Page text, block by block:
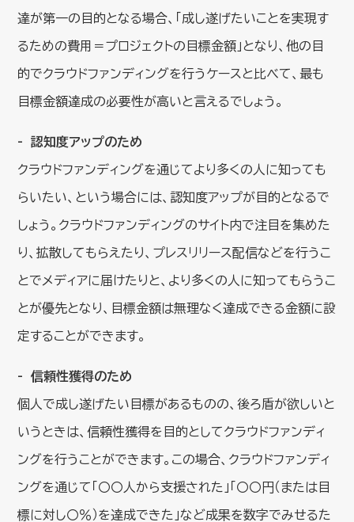
達が第一の目的となる場合、「成し遂げたいことを実現す
るための費用＝プロジェクトの目標金額」となり、他の目
的でクラウドファンディングを行うケースと比べて、最も
目標金額達成の必要性が高いと言えるでしょう。
認知度アップのため
クラウドファンディングを通じてより多くの人に知っても
らいたい、という場合には、認知度アップが目的となるで
しょう。クラウドファンディングのサイト内で注目を集めた
り、拡散してもらえたり、プレスリリース配信などを行うこ
とでメディアに届けたりと、より多くの人に知ってもらうこ
とが優先となり、目標金額は無理なく達成できる金額に設
定することができます。
信頼性獲得のため
個人で成し遂げたい目標があるものの、後ろ盾が欲しいと
いうときは、信頼性獲得を目的としてクラウドファンディ
ングを行うことができます。この場合、クラウドファンディ
ングを通じて「〇〇人から支援された」「〇〇円（または目
標に対し〇％）を達成できた」など成果を数字でみせるた